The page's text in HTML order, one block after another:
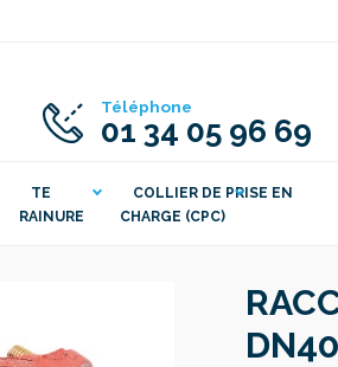
Téléphone
01 34 05 96 69
TE
RAINURE
COLLIER DE PRISE EN
CHARGE (CPC)
DN40